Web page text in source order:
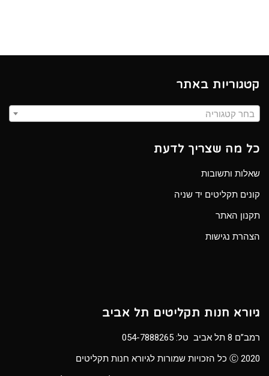
קטגוריות באתר
בחר קטגוריה
כל מה שצריך לדעת
שאלות ותשובות
קונים תקליטים יד שניה
תקנון האתר
הצהרת נגישות
גיורא חנות תקליטים תל אביב
רמב”ם 8 תל אביב טל:
054-7888265
Ⓒ 2020 כל הזכויות שמורות לגיורא חנות תקליטים